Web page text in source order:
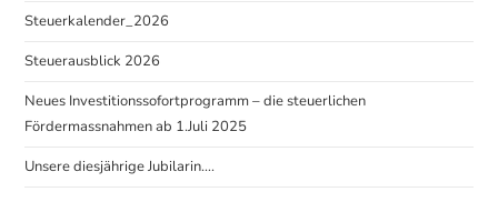
Steuerkalender_2026
Steuerausblick 2026
Neues Investitionssofortprogramm – die steuerlichen
Fördermassnahmen ab 1.Juli 2025
Unsere diesjährige Jubilarin….